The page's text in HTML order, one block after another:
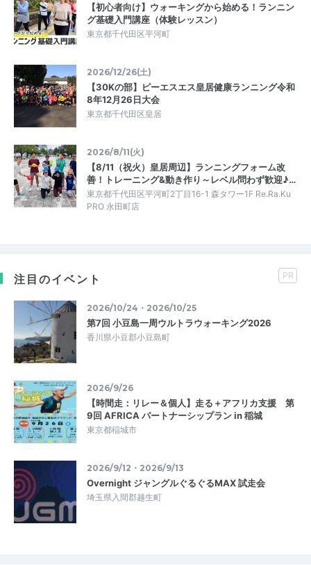
【初心者向け】ウォーキングから始める！ランニン
グ基礎入門講座（体験レッスン）
東京都千代田区平河町
2026/12/26(土)
【30Kの部】ピーエスエス皇居健康ランニング令和
8年12月26日大会
東京都千代田区皇居
2026/8/11(火)
【8/11（祝火）皇居周辺】ランニングフォーム改
善！トレーニング&動き作り～レベル問わず歓迎♪…
東京都千代田区平河町2丁目16-1 森タワー1F Re.Ra.Ku
PRO 永田町店
注目のイベント PR
2026/10/24・2026/10/25
第7回 小豆島一周ウルトラウォーキング2026
香川県小豆郡小豆島町
2026/9/26
【時間走：リレー＆個人】走る＋アフリカ支援 第
9回 AFRICA パートナーシップラン in 稲城
東京都稲城市
2026/9/12・2026/9/13
Overnight ジャングルぐるぐるMAX 試走会
埼玉県入間郡越生町